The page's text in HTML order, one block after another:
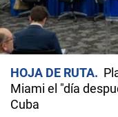
HOJA DE RUTA
Miami el "día
Cuba